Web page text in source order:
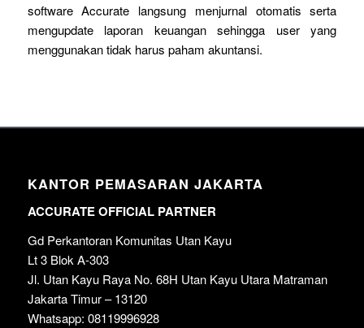
software Accurate langsung menjurnal otomatis serta
mengupdate laporan keuangan sehingga user yang
menggunakan tidak harus paham akuntansi.
KANTOR PEMASARAN JAKARTA
ACCURATE OFFICIAL PARTNER
Gd Perkantoran Komunitas Utan Kayu
Lt 3 Blok A-303
Jl. Utan Kayu Raya No. 68H Utan Kayu Utara Matraman
Jakarta Timur – 13120
Whatsapp: 08119996928